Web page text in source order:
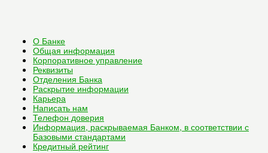
О Банке
Общая информация
Корпоративное управление
Реквизиты
Отделения Банка
Раскрытие информации
Карьера
Написать нам
Телефон доверия
Информация, раскрываемая Банком, в соответствии с
Базовыми стандартами
Кредитный рейтинг